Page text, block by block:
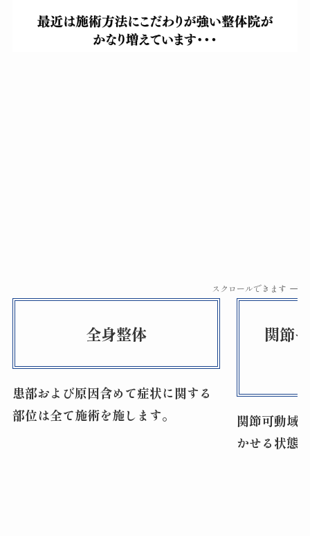
スクロールできます
全身整体
患部および原因含めて症状に関する
部位は全て施術を施します。
関節
関節可動域
かせる状態